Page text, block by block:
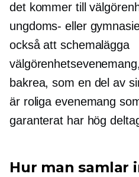
det kommer till
ungdoms- eller
också att schemalägga
bakrea, som en del av
är roliga evenemang
garanterat har hög
Hur man samlar